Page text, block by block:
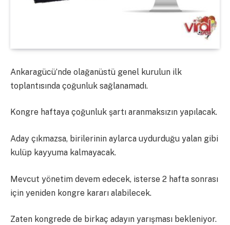
Ankaragücü’nde olağanüstü genel kurulun ilk
toplantısında çoğunluk sağlanamadı.
Kongre haftaya çoğunluk şartı aranmaksızın yapılacak.
Aday çıkmazsa, birilerinin aylarca uydurduğu yalan gibi
kulüp kayyuma kalmayacak.
Mevcut yönetim devem edecek, isterse 2 hafta sonrası
için yeniden kongre kararı alabilecek.
Zaten kongrede de birkaç adayın yarışması bekleniyor.